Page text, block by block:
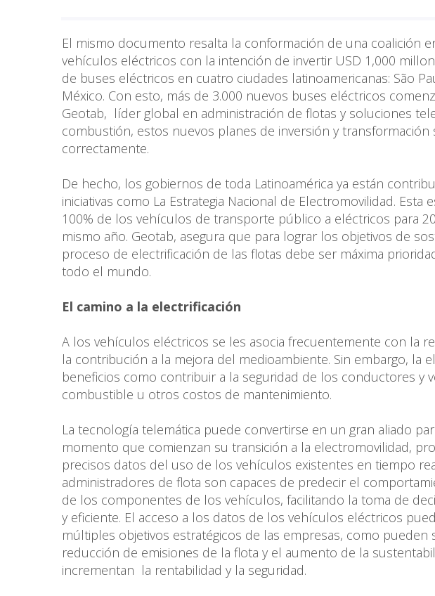
El mismo documento resalta la conformación de una coalición
vehículos eléctricos con la intención de invertir USD 1,000
de buses eléctricos en cuatro ciudades latinoamericanas: São
México. Con esto, más de 3.000 nuevos buses eléctricos
Geotab, líder global en administración de flotas y soluciones
combustión, estos nuevos planes de inversión y transformación
correctamente.
De hecho, los gobiernos de toda Latinoamérica ya están
iniciativas como La Estrategia Nacional de Electromovilidad.
100% de los vehículos de transporte público a eléctricos para
mismo año. Geotab, asegura que para lograr los objetivos de
proceso de electrificación de las flotas debe ser máxima
todo el mundo.
El camino a la electrificación
A los vehículos eléctricos se les asocia frecuentemente con la
la contribución a la mejora del medioambiente. Sin embargo, la
beneficios como contribuir a la seguridad de los conductores y
combustible u otros costos de mantenimiento.
La tecnología telemática puede convertirse en un gran aliado
momento que comienzan su transición a la electromovilidad,
precisos datos del uso de los vehículos existentes en tiempo
administradores de flota son capaces de predecir el
de los componentes de los vehículos, facilitando la toma de
y eficiente. El acceso a los datos de los vehículos eléctricos
múltiples objetivos estratégicos de las empresas, como pueden
reducción de emisiones de la flota y el aumento de la
incrementan la rentabilidad y la seguridad.